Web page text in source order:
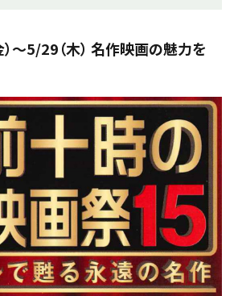
～5/29（木） 名作映画の魅力を